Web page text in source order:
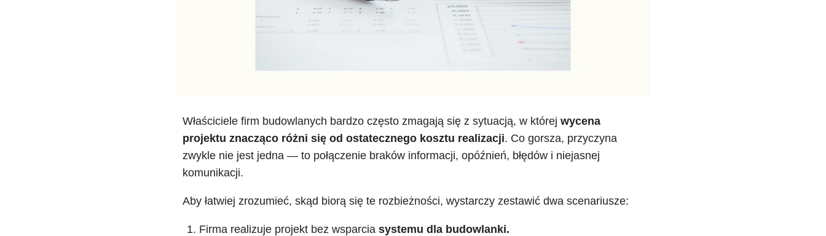
Właściciele firm budowlanych bardzo często zmagają się z sytuacją, w której wycena
projektu znacząco różni się od ostatecznego kosztu realizacji. Co gorsza, przyczyna
zwykle nie jest jedna — to połączenie braków informacji, opóźnień, błędów i niejasnej
komunikacji.
Aby łatwiej zrozumieć, skąd biorą się te rozbieżności, wystarczy zestawić dwa scenariusze:
Firma realizuje projekt bez wsparcia systemu dla budowlanki.